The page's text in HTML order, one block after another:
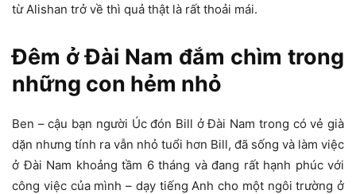
từ Alishan trở về thì quả thật là rất thoải mái.
Đêm ở Đài Nam đắm chìm trong
những con hẻm nhỏ
Ben – cậu bạn người Úc đón Bill ở Đài Nam trong có vẻ già
dặn nhưng tính ra vẫn nhỏ tuổi hơn Bill, đã sống và làm việc
ở Đài Nam khoảng tầm 6 tháng và đang rất hạnh phúc với
công việc của mình – dạy tiếng Anh cho một ngôi trường ở